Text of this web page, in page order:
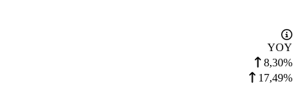
YOY
8,30%
17,49%